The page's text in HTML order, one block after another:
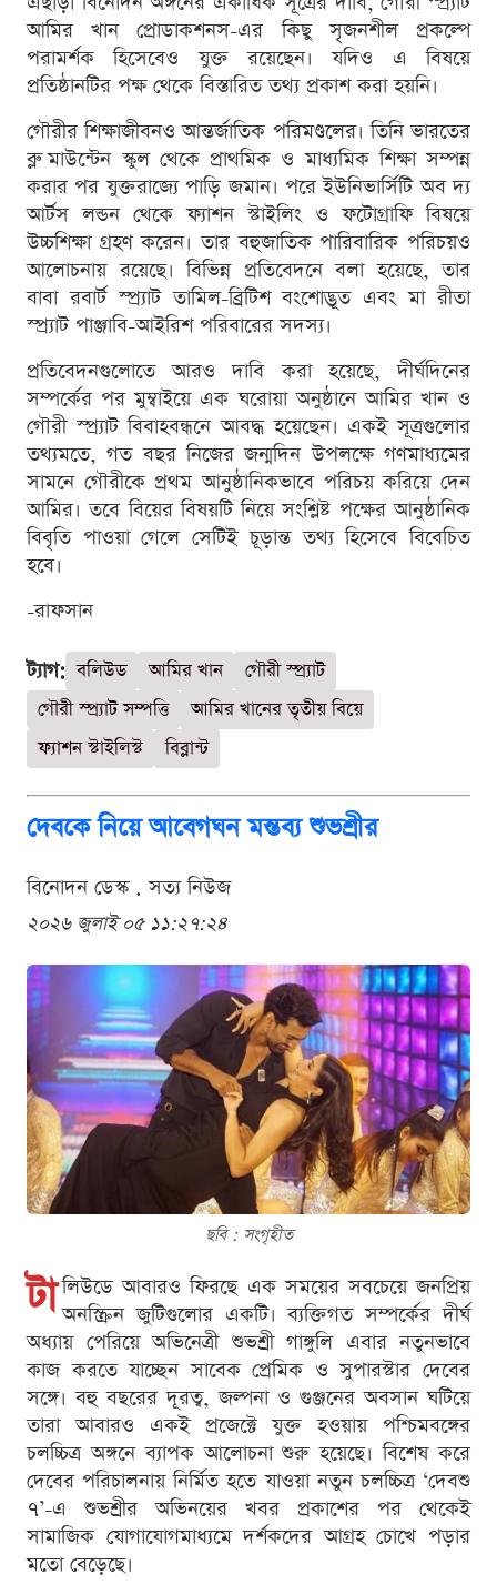
আমির খান প্রোডাকশনস-এর কিছু সৃজনশীল প্রকল্পে
পরামর্শক হিসেবেও যুক্ত রয়েছেন। যদিও এ বিষয়ে
প্রতিষ্ঠানটির পক্ষ থেকে বিস্তারিত তথ্য প্রকাশ করা হয়নি।
গৌরীর শিক্ষাজীবনও আন্তর্জাতিক পরিমণ্ডলের। তিনি ভারতের
ব্লু মাউন্টেন স্কুল থেকে প্রাথমিক ও মাধ্যমিক শিক্ষা সম্পন্ন
করার পর যুক্তরাজ্যে পাড়ি জমান। পরে ইউনিভার্সিটি অব দ্য
আর্টস লন্ডন থেকে ফ্যাশন স্টাইলিং ও ফটোগ্রাফি বিষয়ে
উচ্চশিক্ষা গ্রহণ করেন। তার বহুজাতিক পারিবারিক পরিচয়ও
আলোচনায় রয়েছে। বিভিন্ন প্রতিবেদনে বলা হয়েছে, তার
বাবা রবার্ট স্প্র্যাট তামিল-ব্রিটিশ বংশোদ্ভূত এবং মা রীতা
স্প্র্যাট পাঞ্জাবি-আইরিশ পরিবারের সদস্য।
প্রতিবেদনগুলোতে আরও দাবি করা হয়েছে, দীর্ঘদিনের
সম্পর্কের পর মুম্বাইয়ে এক ঘরোয়া অনুষ্ঠানে আমির খান ও
গৌরী স্প্র্যাট বিবাহবন্ধনে আবদ্ধ হয়েছেন। একই সূত্রগুলোর
তথ্যমতে, গত বছর নিজের জন্মদিন উপলক্ষে গণমাধ্যমের
সামনে গৌরীকে প্রথম আনুষ্ঠানিকভাবে পরিচয় করিয়ে দেন
আমির। তবে বিয়ের বিষয়টি নিয়ে সংশ্লিষ্ট পক্ষের আনুষ্ঠানিক
বিবৃতি পাওয়া গেলে সেটিই চূড়ান্ত তথ্য হিসেবে বিবেচিত
হবে।
-রাফসান
ট্যাগ: বলিউড আমির খান
গৌরী স্প্র্যাট
গৌরী স্প্র্যাট সম্পত্তি
আমির খানের তৃতীয় বিয়ে
ফ্যাশন স্টাইলিস্ট
বিব্লান্ট
দেবকে নিয়ে আবেগঘন মন্তব্য শুভশ্রীর
বিনোদন ডেস্ক . সত্য নিউজ
২০২৬ জুলাই ০৫ ১১:২৭:২৪
ছবি : সংগৃহীত
টা লিউডে আবারও ফিরছে এক সময়ের সবচেয়ে জনপ্রিয়
অনস্ক্রিন জুটিগুলোর একটি। ব্যক্তিগত সম্পর্কের দীর্ঘ
অধ্যায় পেরিয়ে অভিনেত্রী শুভশ্রী গাঙ্গুলি এবার নতুনভাবে
কাজ করতে যাচ্ছেন সাবেক প্রেমিক ও সুপারস্টার দেবের
সঙ্গে। বহু বছরের দূরত্ব, জল্পনা ও গুঞ্জনের অবসান ঘটিয়ে
তারা আবারও একই প্রজেক্টে যুক্ত হওয়ায় পশ্চিমবঙ্গের
চলচ্চিত্র অঙ্গনে ব্যাপক আলোচনা শুরু হয়েছে। বিশেষ করে
দেবের পরিচালনায় নির্মিত হতে যাওয়া নতুন চলচ্চিত্র ‘দেবশু
৭’-এ শুভশ্রীর অভিনয়ের খবর প্রকাশের পর থেকেই
সামাজিক যোগাযোগমাধ্যমে দর্শকদের আগ্রহ চোখে পড়ার
মতো বেড়েছে।